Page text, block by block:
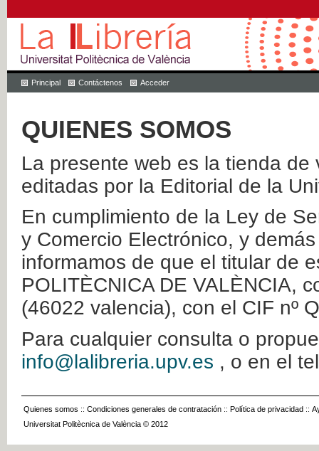
Principal Contáctenos Acceder
QUIENES SOMOS
La presente web es la tienda
editadas por la Editorial de la
En cumplimiento de la Ley de
y Comercio Electrónico, y
informamos de que el titular de
POLITÈCNICA DE VALÈNCIA,
(46022 valencia), con el CIF nº
Para cualquier consulta o
info@lalibreria.upv.es , o en el
Quienes somos :: Condiciones generales de contratación :: Política de privacidad ::
Universitat Politècnica de València © 2012